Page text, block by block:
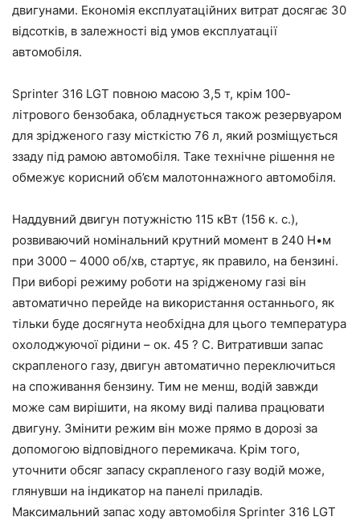
двигунами. Економія експлуатаційних витрат досягає 30
відсотків, в залежності від умов експлуатації
автомобіля.
Sprinter 316 LGT повною масою 3,5 т, крім 100-
літрового бензобака, обладнується також резервуаром
для зрідженого газу місткістю 76 л, який розміщується
ззаду під рамою автомобіля. Таке технічне рішення не
обмежує корисний об’єм малотоннажного автомобіля.
Наддувний двигун потужністю 115 кВт (156 к. с.),
розвиваючий номінальний крутний момент в 240 Н•м
при 3000 – 4000 об/хв, стартує, як правило, на бензині.
При виборі режиму роботи на зрідженому газі він
автоматично перейде на використання останнього, як
тільки буде досягнута необхідна для цього температура
охолоджуючої рідини – ок. 45 ? С. Витративши запас
скрапленого газу, двигун автоматично переключиться
на споживання бензину. Тим не менш, водій завжди
може сам вирішити, на якому виді палива працювати
двигуну. Змінити режим він може прямо в дорозі за
допомогою відповідного перемикача. Крім того,
уточнити обсяг запасу скрапленого газу водій може,
глянувши на індикатор на панелі приладів.
Максимальний запас ходу автомобіля Sprinter 316 LGT